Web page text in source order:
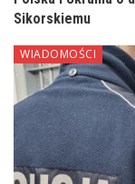
Sikorskiemu
WIADOMOŚCI